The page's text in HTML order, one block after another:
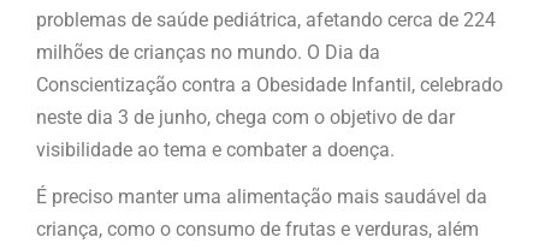
problemas de saúde pediátrica, afetando cerca de 224
milhões de crianças no mundo. O Dia da
Conscientização contra a Obesidade Infantil, celebrado
neste dia 3 de junho, chega com o objetivo de dar
visibilidade ao tema e combater a doença.
É preciso manter uma alimentação mais saudável da
criança, como o consumo de frutas e verduras, além